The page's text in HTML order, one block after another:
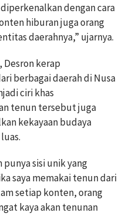
dengan cara
hiburan juga orang
daerahnya,” ujarnya.
Desron kerap
berbagai daerah di Nusa
ciri khas
tenun tersebut juga
kekayaan budaya
punya sisi unik yang
saya memakai tenun dari
setiap konten, orang
kaya akan tenunan